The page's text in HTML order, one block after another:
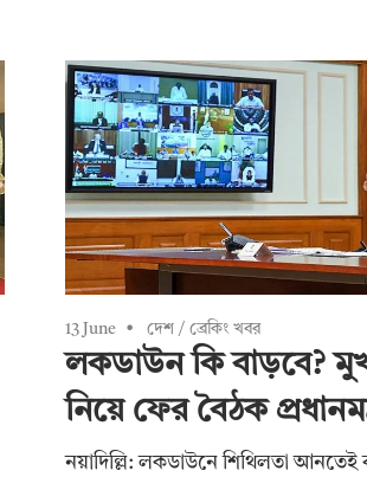
13 June দেশ /ব্রেকিং খবর
লকডাউন কি বাড়বে?
নিয়ে ফের বৈঠক
নয়াদিল্লি: লকডাউনে শিথিলতা আনতেই